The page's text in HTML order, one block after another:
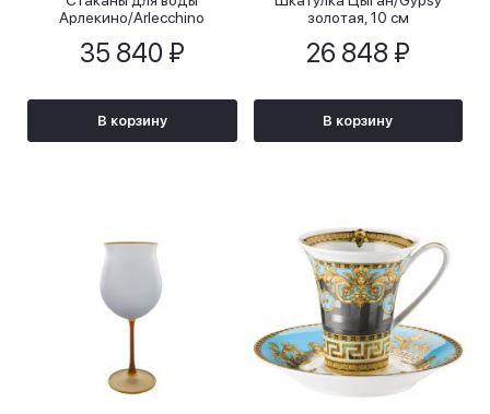
Арлекино/Arlecchino
35 840 ₽
В корзину
золотая, 10 см
26 848 ₽
В корзину